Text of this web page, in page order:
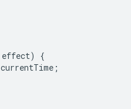
effect)
{
currentTime ;